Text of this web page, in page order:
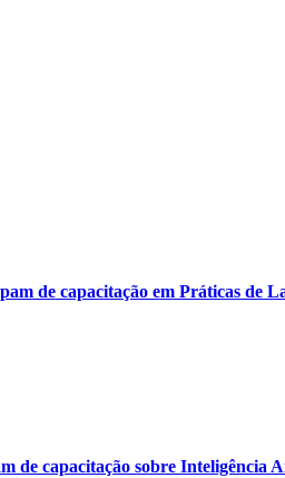
de capacitação em Práticas de
de capacitação sobre Inteligência